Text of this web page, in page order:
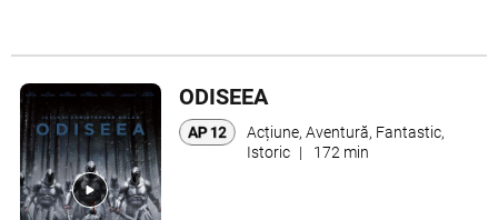
ODISEEA
Acțiune, Aventură, Fantastic,
Istoric | 172 min